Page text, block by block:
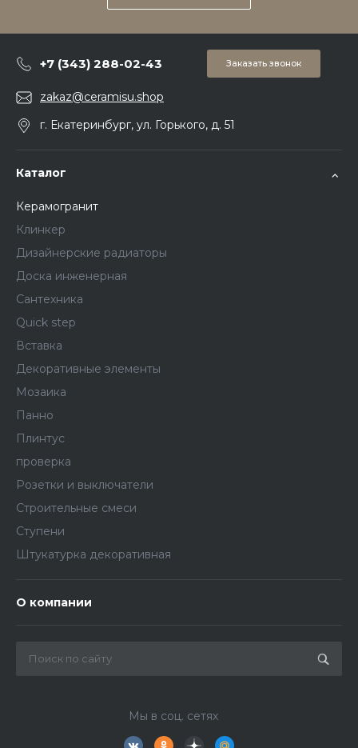
+7 (343) 288-02-43 Заказать звонок
zakaz@ceramisu.shop
г. Екатеринбург, ул. Горького, д. 51
Каталог
Керамогранит
Клинкер
Дизайнерские радиаторы
Доска инженерная
Сантехника
Quick step
Вставка
Декоративные элементы
Мозаика
Панно
Плинтус
проверка
Розетки и выключатели
Строительные смеси
Ступени
Штукатурка декоративная
О компании
Мы в соц. сетях